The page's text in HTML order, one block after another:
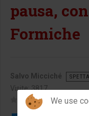
pausa,
Formiche
Salvo Micciché
Visite: 3817
We use